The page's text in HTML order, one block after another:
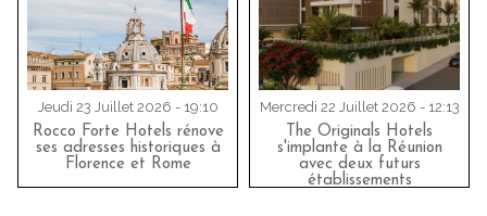
Jeudi 23 Juillet 2026 - 19:10
Rocco Forte Hotels rénove
ses adresses historiques à
Florence et Rome
Mercredi 22 Juillet 2026 - 12:13
The Originals Hotels
s'implante à la Réunion
avec deux futurs
établissements